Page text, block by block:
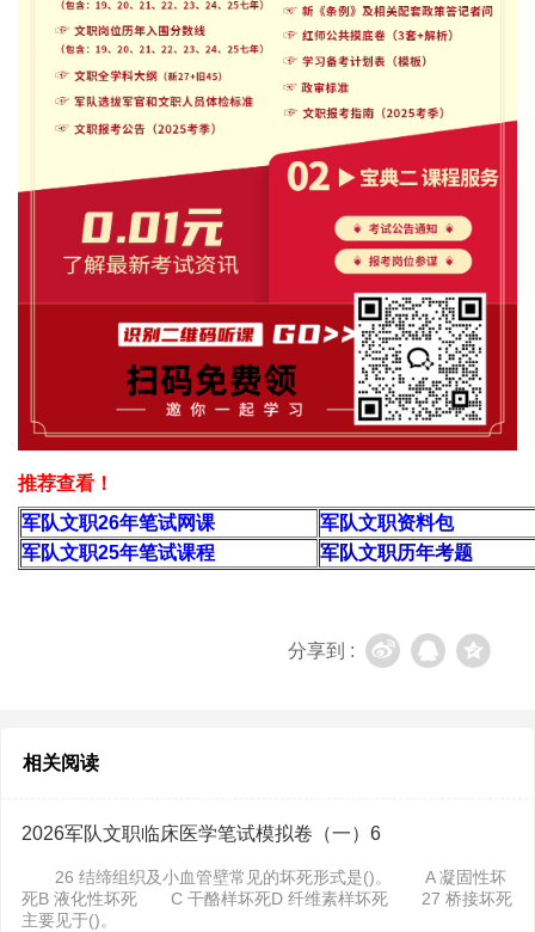
推荐查看！
军队文职26年笔试网课
军队文职资料包
军队文职25年笔试课程
军队文职历年考题
分享到 :
相关阅读
2026军队文职临床医学笔试模拟卷（一）6
26 结缔组织及小血管壁常见的坏死形式是()。 A 凝固性坏
死B 液化性坏死 C 干酪样坏死D 纤维素样坏死 27 桥接坏死
主要见于()。